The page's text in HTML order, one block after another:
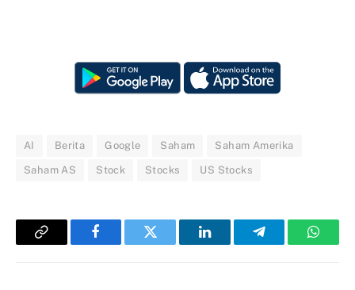
AI Berita Google Saham Saham Amerika
Saham AS Stock Stocks US Stocks
Copy
FacebookTwitter LinkedInTelegram